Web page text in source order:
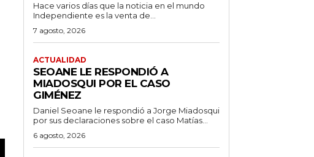
Hace varios días que la noticia en el mundo
Independiente es la venta de...
7 agosto, 2026
ACTUALIDAD
SEOANE LE RESPONDIÓ A
MIADOSQUI POR EL CASO
GIMÉNEZ
Daniel Seoane le respondió a Jorge Miadosqui
por sus declaraciones sobre el caso Matías...
6 agosto, 2026